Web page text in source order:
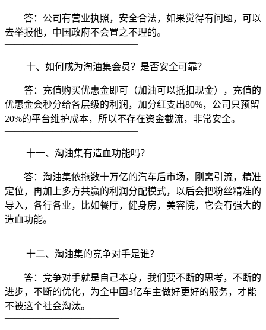
答：公司有营业执照，安全合法，如果觉得有问题，可以
去举报他，中国政府不会置之不理的。
——————————————
十、如何成为淘油集会员？是否安全可靠？
答：充值购买优惠金即可（加油可以抵扣现金），充值的
优惠金会秒分给各层级的利润，加分红支出80%，公司只预留
20%的平台维护成本，所以不存在资金截流，非常安全。
——————————————
十一、淘油集有造血功能吗？
答：淘油集依拖数十万亿的汽车后市场，刚需引流，精准
定位，再加上多方共赢的利润分配模式，以后会把粉丝精准的
导入，各行各业，比如餐厅，健身房，美容院，它会有强大的
造血功能。
——————————————
十二、淘油集的竞争对手是谁？
答：竞争对手就是自己本身，我们要不断的思考，不断的
进步，不断的优化，为全中国3亿车主做好更好的服务，才能
不被这个社会淘汰。
————————————